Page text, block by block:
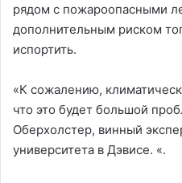
рядом с пожароопасными
дополнительным риском
испортить.
«К сожалению,
что это будет большой
Оберхолстер, винный
университета в Дэвисе. «.